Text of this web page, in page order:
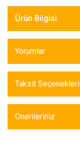
Ürün Bilgisi
Yorumlar
Taksit Seçenekleri
Önerileriniz